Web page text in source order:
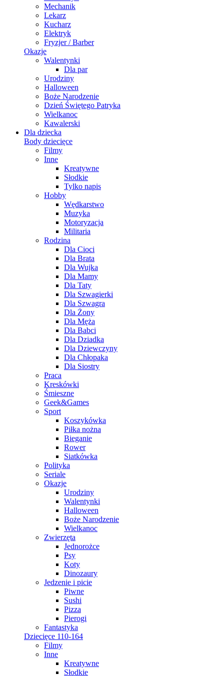
Mechanik
Lekarz
Kucharz
Elektryk
Fryzjer / Barber
Okazje
Walentynki
Dla par
Urodziny
Halloween
Boże Narodzenie
Dzień Świętego Patryka
Wielkanoc
Kawalerski
Dla dziecka
Body dziecięce
Filmy
Inne
Kreatywne
Słodkie
Tylko napis
Hobby
Wędkarstwo
Muzyka
Motoryzacja
Militaria
Rodzina
Dla Cioci
Dla Brata
Dla Wujka
Dla Mamy
Dla Taty
Dla Szwagierki
Dla Szwagra
Dla Żony
Dla Męża
Dla Babci
Dla Dziadka
Dla Dziewczyny
Dla Chłopaka
Dla Siostry
Praca
Kreskówki
Śmieszne
Geek&Games
Sport
Koszykówka
Piłka nożna
Bieganie
Rower
Siatkówka
Polityka
Seriale
Okazje
Urodziny
Walentynki
Halloween
Boże Narodzenie
Wielkanoc
Zwierzęta
Jednorożce
Psy
Koty
Dinozaury
Jedzenie i picie
Piwne
Sushi
Pizza
Pierogi
Fantastyka
Dziecięce 110-164
Filmy
Inne
Kreatywne
Słodkie